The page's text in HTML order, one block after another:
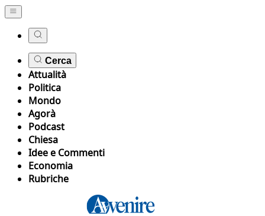
Cerca
Attualità
Politica
Mondo
Agorà
Podcast
Chiesa
Idee e Commenti
Economia
Rubriche